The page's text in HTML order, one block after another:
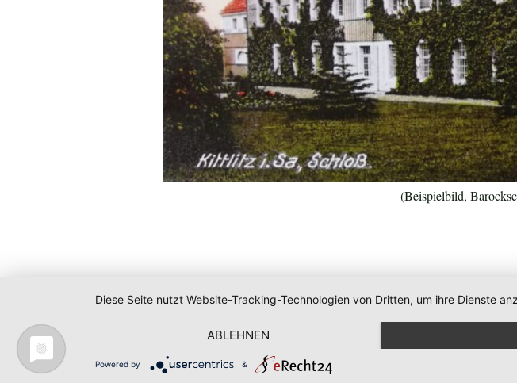
(Beispielbild,
Diese Seite nutzt Website-Tracking-Technologien von Dritten, um ihre Dienste
ABLEHNEN
Powered by &